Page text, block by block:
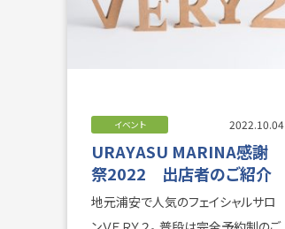
イベント 2022.10.04
URAYASU MARINA感謝
祭2022 出店者のご紹介
地元浦安で人気のフェイシャルサロ